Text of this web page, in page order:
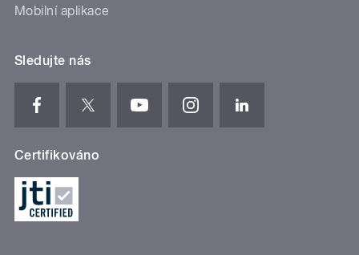
Mobilní aplikace
Sledujte nás
Certifikováno